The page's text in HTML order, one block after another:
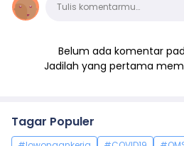
Tulis komentarmu…
Belum ada komentar
Jadilah yang pertama
Tagar Populer